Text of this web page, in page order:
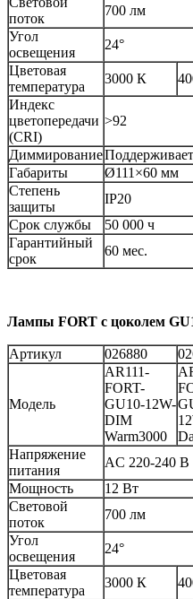
поток
700 лм
Угол
освещения
24°
Цветовая
температура
3000 К
Индекс
цветопередачи
(CRI)
>92
Диммирование
Габариты
Ø111×60 мм
Степень
защиты
IP20
Срок службы
50 000 ч
Гарантийный
срок
60 мес.
Лампы FORT с цоколем
Артикул 026880
Модель
AR111-
FORT-
GU10-12W-
DIM
Warm3000
Напряжение
питания
AC 220-240 В
Мощность
12 Вт
Световой
поток
700 лм
Угол
освещения
24°
Цветовая
температура
3000 К